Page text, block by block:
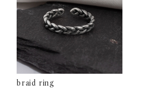
braid ring